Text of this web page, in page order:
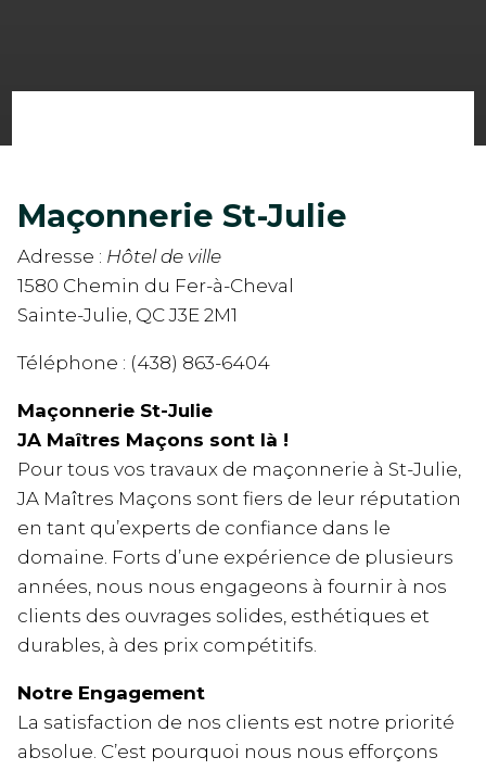
Maçonnerie St-Julie
Adresse : Hôtel de ville
1580 Chemin du Fer-à-Cheval
Sainte-Julie, QC J3E 2M1
Téléphone : (438) 863-6404
Maçonnerie St-Julie
JA Maîtres Maçons sont là !
Pour tous vos travaux de maçonnerie à St-Julie,
JA Maîtres Maçons sont fiers de leur réputation
en tant qu’experts de confiance dans le
domaine. Forts d’une expérience de plusieurs
années, nous nous engageons à fournir à nos
clients des ouvrages solides, esthétiques et
durables, à des prix compétitifs.
Notre Engagement
La satisfaction de nos clients est notre priorité
absolue. C’est pourquoi nous nous efforçons